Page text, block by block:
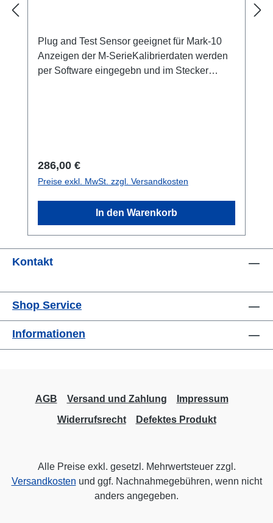
Plug and Test Sensor geeignet für Mark-10
Anzeigen der M-SerieKalibrierdaten werden
per Software eingegebn und im Stecker
Regulärer Preis:
286,00 €
Preise exkl. MwSt. zzgl. Versandkosten
In den Warenkorb
Kontakt
Shop Service
Informationen
AGB Versand und Zahlung
Impressum
Widerrufsrecht
Defektes Produkt
Alle Preise exkl. gesetzl. Mehrwertsteuer zzgl.
Versandkosten und ggf. Nachnahmegebühren, wenn nicht
anders angegeben.